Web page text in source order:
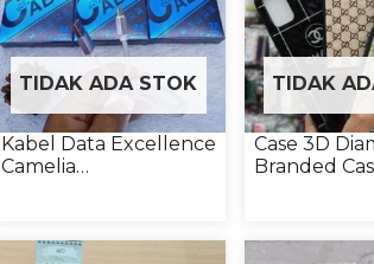
TIDAK ADA STOK
Kabel Data Excellence
Camelia
TIDAK
Case 3D
Branded